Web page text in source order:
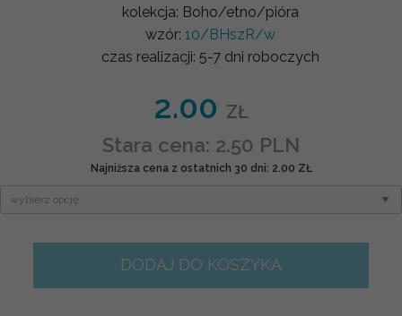
kolekcja: Boho/etno/pióra
wzór: 10/BHszR/w
czas realizacji: 5-7 dni roboczych
2.00 ZŁ
Stara cena: 2.50 PLN
Najniższa cena z ostatnich 30 dni: 2.00 ZŁ
DODAJ DO KOSZYKA